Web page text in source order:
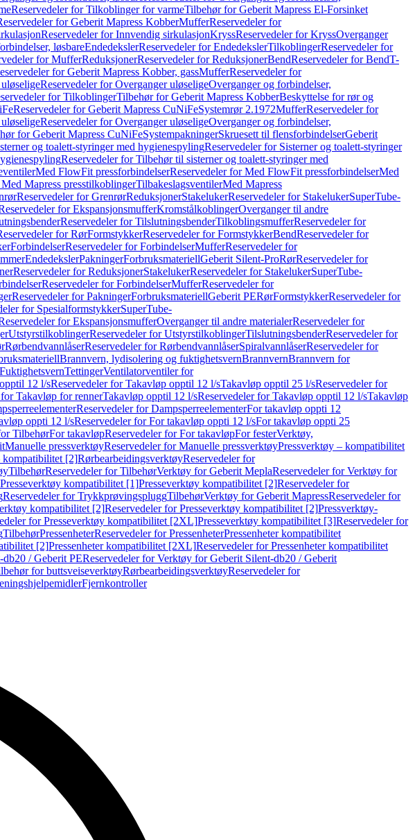
Reservedeler for Tilkoblinger for varmeTilbehør for Geberit Mapress El-Forsinket
for Geberit Mapress KobberMufferReservedeler for
Reservedeler for Innvendig sirkulasjonKryssReservedeler for KryssOverganger
løsbareEndedekslerReservedeler for EndedekslerTilkoblingerReservedeler for
for MufferReduksjonerReservedeler for ReduksjonerBendReservedeler for BendT-
for Geberit Mapress Kobber, gassMufferReservedeler for
Reservedeler for Overganger uløseligeOverganger og forbindelser,
for TilkoblingerTilbehør for Geberit Mapress KobberBeskyttelse for rør og
Reservedeler for Geberit Mapress CuNiFeSystemrør 2.1972MufferReservedeler for
Reservedeler for Overganger uløseligeOverganger og forbindelser,
for Geberit Mapress CuNiFeSystempakningerSkruesett til flensforbindelserGeberit
og toalett-styringer med hygienespylingReservedeler for Sisterner og toalett-styringer
Reservedeler for Tilbehør til sisterner og toalett-styringer med
Med FlowFit pressforbindelserReservedeler for Med FlowFit pressforbindelserMed
Mapress presstilkoblingerTilbakeslagsventilerMed Mapress
Reservedeler for GrenrørReduksjonerStakelukerReservedeler for StakelukerSuperTube-
for EkspansjonsmufferKromstålkoblingerOverganger til andre
Reservedeler for TilslutningsbenderTilkoblingsmufferReservedeler for
for RørFormstykkerReservedeler for FormstykkerBendReservedeler for
ForbindelserReservedeler for ForbindelserMufferReservedeler for
EndedekslerPakningerForbruksmateriellGeberit Silent-ProRørReservedeler for
Reservedeler for ReduksjonerStakelukerReservedeler for StakelukerSuperTube-
Reservedeler for ForbindelserMufferReservedeler for
Reservedeler for PakningerForbruksmateriellGeberit PERørFormstykkerReservedeler for
for SpesialformstykkerSuperTube-
for EkspansjonsmufferOverganger til andre materialerReservedeler for
UtstyrstilkoblingerReservedeler for UtstyrstilkoblingerTilslutningsbenderReservedeler for
RørbendvannlåserReservedeler for RørbendvannlåserSpiralvannlåserReservedeler for
Brannvern, lydisolering og fuktighetsvernBrannvernBrannvern for
FuktighetsvernTettingerVentilatorventiler for
12 l/sReservedeler for Takavløp opptil 12 l/sTakavløp opptil 25 l/sReservedeler for
Takavløp for rennerTakavløp opptil 12 l/sReservedeler for Takavløp opptil 12 l/sTakavløp
Reservedeler for DampsperreelementerFor takavløp oppti 12
oppti 12 l/sReservedeler for For takavløp oppti 12 l/sFor takavløp oppti 25
TilbehørFor takavløpReservedeler for For takavløpFor festerVerktøy,
Manuelle pressverktøyReservedeler for Manuelle pressverktøyPressverktøy – kompatibilitet
kompatibilitet [2]RørbearbeidingsverktøyReservedeler for
TilbehørReservedeler for TilbehørVerktøy for Geberit MeplaReservedeler for Verktøy for
kompatibilitet [1]Presseverktøy kompatibilitet [2]Reservedeler for
Reservedeler for TrykkprøvingspluggTilbehørVerktøy for Geberit MapressReservedeler for
kompatibilitet [2]Reservedeler for Presseverktøy kompatibilitet [2]Pressverktøy-
for Presseverktøy kompatibilitet [2XL]Presseverktøy kompatibilitet [3]Reservedeler for
TilbehørPressenheterReservedeler for PressenheterPressenheter kompatibilitet
[2]Pressenheter kompatibilitet [2XL]Reservedeler for Pressenheter kompatibilitet
/ Geberit PEReservedeler for Verktøy for Geberit Silent-db20 / Geberit
for buttsveiseverktøyRørbearbeidingsverktøyReservedeler for
Fjernkontroller